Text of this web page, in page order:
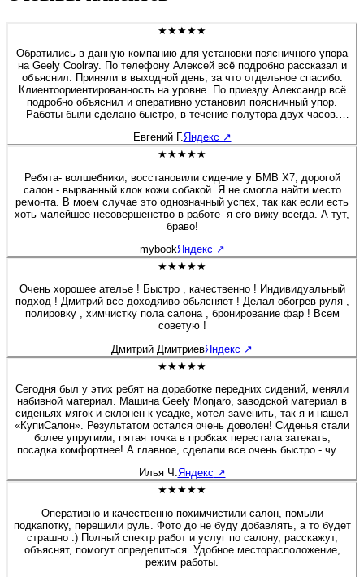
★★★★★
Обратились в данную компанию для установки поясничного упора
на Geely Coolray. По телефону Алексей всё подробно рассказал и
объяснил. Приняли в выходной день, за что отдельное спасибо.
Клиентоориентированность на уровне. По приезду Александр всё
подробно объяснил и оперативно установил поясничный упор.
Работы были сделано быстро, в течение полутора двух часов.
перешивом и модернизацией салона, детейлингом, то обязательно
обращусь в данную компанию. Алексей спасибо Вам и
Евгений Г.Яндекс ↗
★★★★★
Ребята- волшебники, восстановили сидение у БМВ Х7, дорогой
салон - вырванный клок кожи собакой. Я не смогла найти место
ремонта. В моем случае это однозначный успех, так как если есть
хоть малейшее несовершенство в работе- я его вижу всегда. А тут,
браво!
mybookЯндекс ↗
★★★★★
Очень хорошее ателье ! Быстро , качественно ! Индивидуальный
подход ! Дмитрий все доходяиво обьясняет ! Делал обогрев руля ,
полировку , химчистку пола салона , бронирование фар ! Всем
советую !
Дмитрий ДмитриевЯндекс ↗
★★★★★
Сегодня был у этих ребят на доработке передних сидений, меняли
набивной материал. Машина Geely Monjaro, заводской материал в
сиденьях мягок и склонен к усадке, хотел заменить, так я и нашел
«КупиСалон». Результатом остался очень доволен! Сиденья стали
более упругими, пятая точка в пробках перестала затекать,
посадка комфортнее! А главное, сделали все очень быстро - чуть
короткая экскурсия по производственным цехам. Действительно
люди «болеют» своим делом, а это редкость! Очень приятная
останавливаться на достигнутом, професстонального и
технологического роста! Молодцы! 👍
Илья Ч.Яндекс ↗
★★★★★
Оперативно и качественно похимчистили салон, помыли
подкапотку, перешили руль. Фото до не буду добавлять, а то будет
страшно :) Полный спектр работ и услуг по салону, расскажут,
объяснят, помогут определиться. Удобное месторасположение,
режим работы.